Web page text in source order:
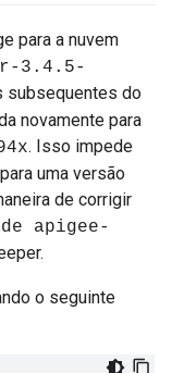
para a nuvem
3.4.5-
subsequentes do
novamente para
. Isso impede
uma versão
de corrigir
apigee-
o seguinte